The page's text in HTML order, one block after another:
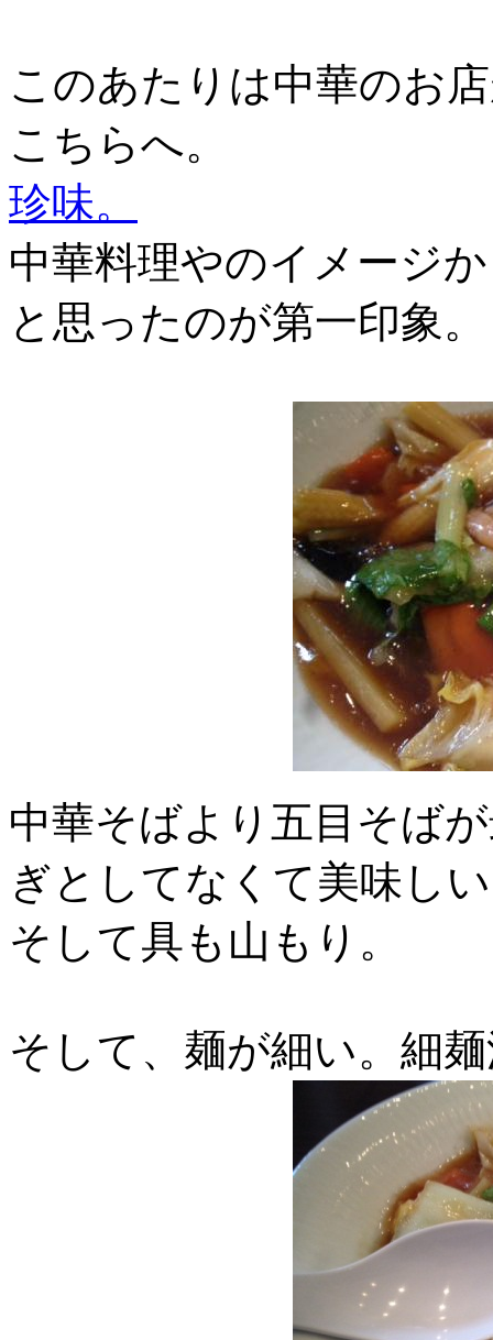
このあたりは中華のお
こちらへ。
珍味。
中華料理やのイメージ
と思ったのが第一印象。
中華そばより五目そば
ぎとしてなくて美味し
そして具も山もり。
そして、麺が細い。細